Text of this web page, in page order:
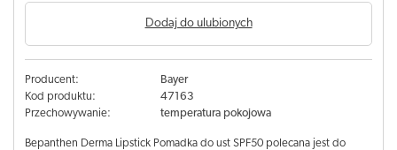
Dodaj do ulubionych
Producent:
Bayer
Kod produktu:
47163
Przechowywanie:
temperatura pokojowa
Bepanthen Derma Lipstick Pomadka do ust SPF50 polecana jest do